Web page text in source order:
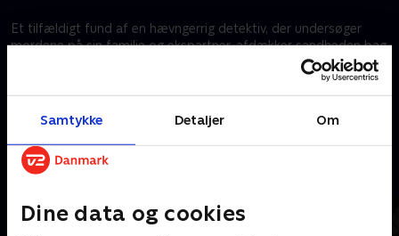
Samtykke Detaljer Om
Dine data og cookies
Et tilfældigt fund af en hævngerrig detektiv, der undersøger
mordene på sin familie og ekspartner, afdækker sandheden bag
en lukrativ men yderst dødbringende gadenarkotikaoperation.
Kræver tilkøb
Mere indhold fra Disney+